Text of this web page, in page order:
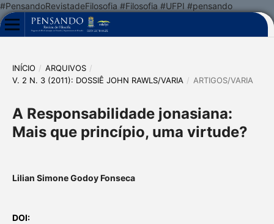
#PensandoRevistadeFilosofia #Filosofia #UFPI #pensando
INÍCIO / ARQUIVOS /
V. 2 N. 3 (2011): DOSSIÊ JOHN RAWLS/VARIA / ARTIGOS/VARIA
A Responsabilidade jonasiana:
Mais que princípio, uma virtude?
Lilian Simone Godoy Fonseca
DOI: